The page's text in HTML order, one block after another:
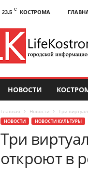
23.5 C КОСТРОМА
НОВОСТИ
Главная Новости Три
НОВОСТИ НОВОСТИ КУЛЬТУРЫ
Три
откроют в